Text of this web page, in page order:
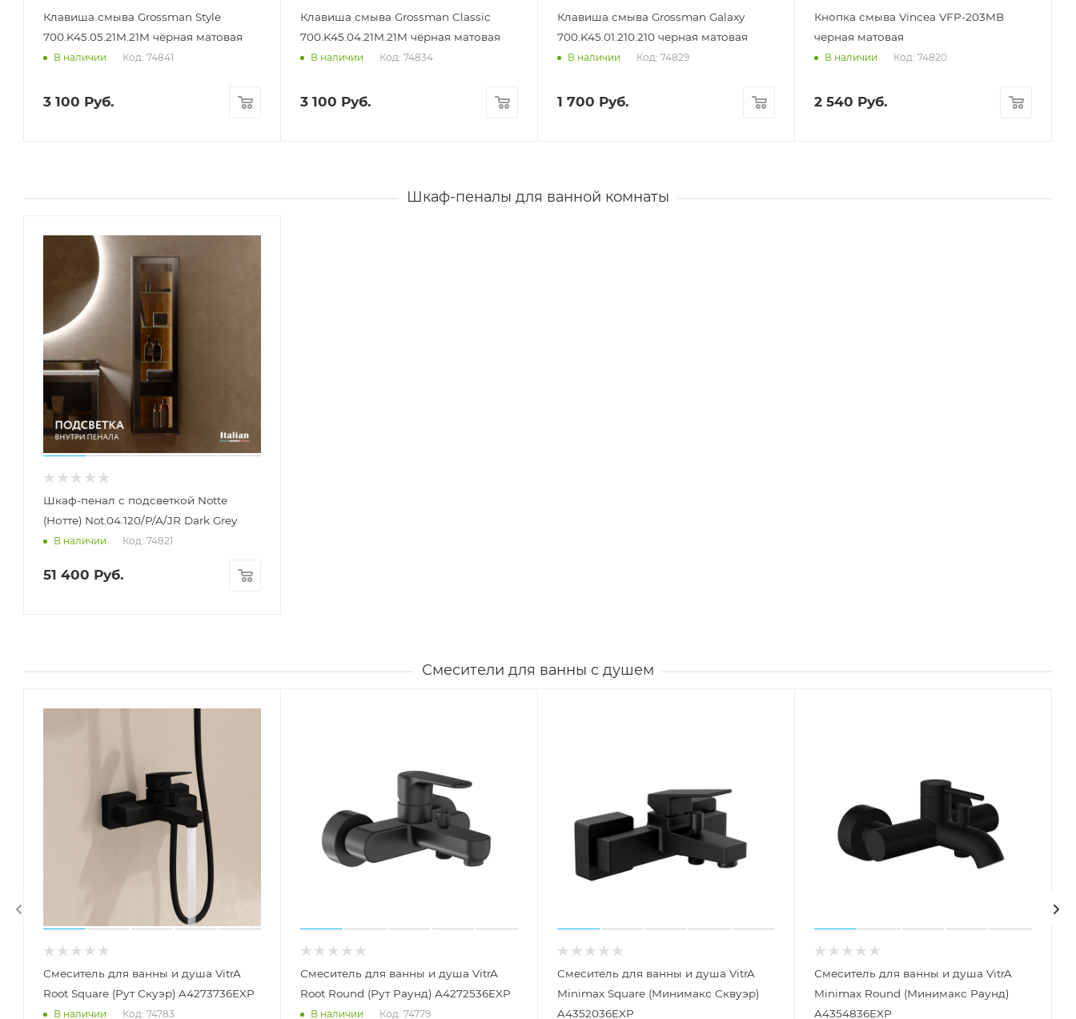
Клавиша смыва Grossman Style
700.K45.05.21M.21M чёрная матовая
В наличии Код: 74841
3 100 Руб.
Клавиша смыва Grossman Classic
700.K45.04.21M.21M чёрная матовая
В наличии Код: 74834
3 100 Руб.
Клавиша смыва Grossman Galaxy
700.K45.01.210.210 черная матовая
В наличии Код: 74829
1 700 Руб.
Кнопка смыва Vincea VFP-203MB
черная матовая
В наличии Код: 74820
2 540 Руб.
Шкаф-пеналы для ванной комнаты
Шкаф-пенал с подсветкой Notte
(Нотте) Not.04.120/P/A/JR Dark Grey
В наличии Код: 74821
51 400 Руб.
Смесители для ванны с душем
Смеситель для ванны и душа VitrA
Root Square (Рут Скуэр) A4273736EXP
В наличии Код: 74783
Смеситель для ванны и душа VitrA
Root Round (Рут Раунд) A4272536EXP
В наличии Код: 74779
Смеситель для ванны и душа VitrA
Minimax Square (Минимакс Сквуэр)
A4352036EXP
Смеситель для ванны и душа VitrA
Minimax Round (Минимакс Раунд)
A4354836EXP